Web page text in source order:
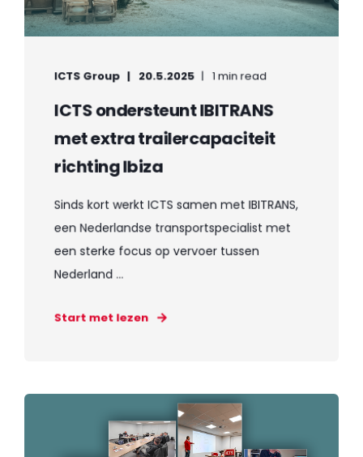
ICTS Group 20.5.2025 1 min read
ICTS ondersteunt IBITRANS
met extra trailercapaciteit
richting Ibiza
Sinds kort werkt ICTS samen met IBITRANS,
een Nederlandse transportspecialist met
een sterke focus op vervoer tussen
Nederland ...
Start met lezen